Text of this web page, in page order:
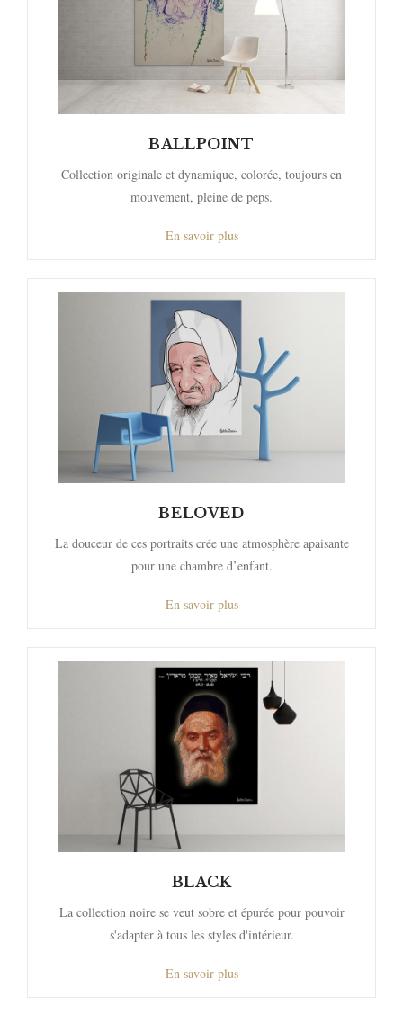
BALLPOINT
Collection originale et dynamique, colorée, toujours en
mouvement, pleine de peps.
En savoir plus
BELOVED
La douceur de ces portraits crée une atmosphère apaisante
pour une chambre d’enfant.
En savoir plus
BLACK
La collection noire se veut sobre et épurée pour pouvoir
s'adapter à tous les styles d'intérieur.
En savoir plus